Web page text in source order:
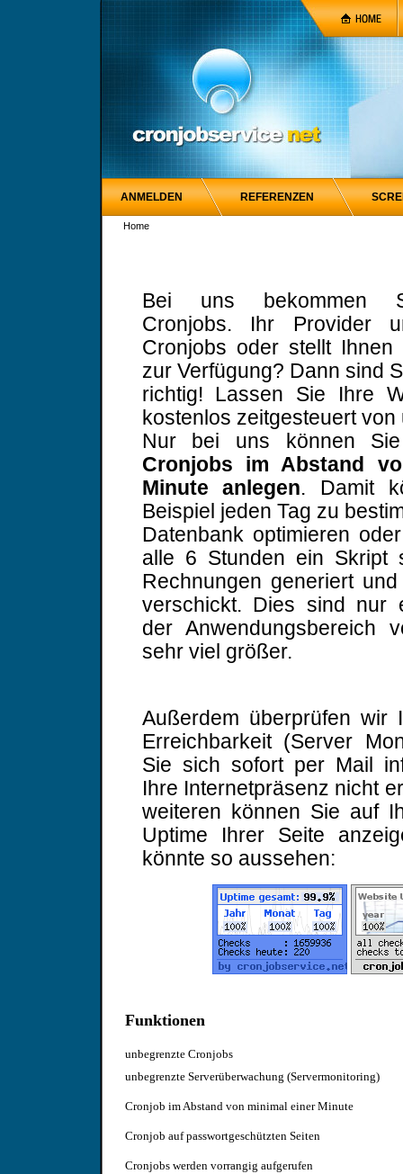
ANMELDEN REFERENZEN
Home
Bei uns bekommen
Cronjobs. Ihr Provider
Cronjobs oder stellt
zur Verfügung? Dann sind
richtig! Lassen Sie Ihre
kostenlos zeitgesteuert von
Nur bei uns können
Cronjobs im Abstand
Minute anlegen. Damit
Beispiel jeden Tag zu
Datenbank optimieren
alle 6 Stunden ein Skript
Rechnungen generiert
verschickt. Dies sind nur
der Anwendungsbereich
sehr viel größer.
Außerdem überprüfen wir
Erreichbarkeit (Server
Sie sich sofort per Mail
Ihre Internetpräsenz nicht
weiteren können Sie auf
Uptime Ihrer Seite
könnte so aussehen:
Funktionen
unbegrenzte Cronjobs
unbegrenzte Serverüberwachung (Servermonitoring)
Cronjob im Abstand von minimal einer Minute
Cronjob auf passwortgeschützten Seiten
Cronjobs werden vorrangig aufgerufen